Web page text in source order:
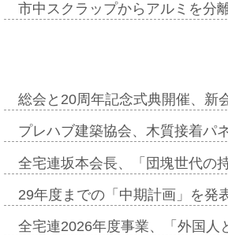
市中スクラップからアルミを分
総会と20周年記念式典開催、
プレハブ建築協会、木質接着パ
全宅連坂本会長、「団塊世代の
29年度までの「中期計画」を
全宅連2026年度事業、「外国